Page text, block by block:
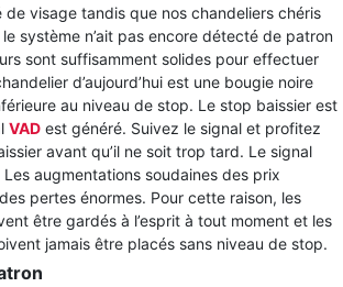
de visage tandis que nos chandeliers chéris
système n’ait pas encore détecté de patron
sont suffisamment solides pour effectuer
d’aujourd’hui est une bougie noire
au niveau de stop. Le stop baissier est
VAD est généré. Suivez le signal et profitez
avant qu’il ne soit trop tard. Le signal
augmentations soudaines des prix
pertes énormes. Pour cette raison, les
être gardés à l’esprit à tout moment et les
jamais être placés sans niveau de stop.